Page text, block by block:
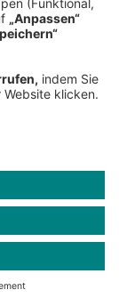
Farmer als
Eckpfeiler der
Regionen, hat